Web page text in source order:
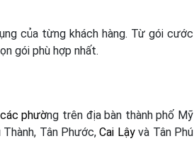
của từng khách hàng. Từ gói cước
gói phù hợp nhất.
phường trên địa bàn thành phố Mỹ
Thành, Tân Phước,Cai Lậyvà Tân Phú